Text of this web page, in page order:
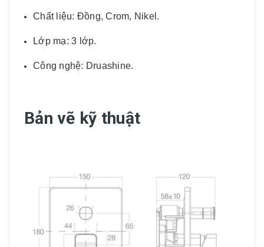
Chất liệu: Đồng, Crom, Nikel.
Lớp mạ: 3 lớp.
Công nghệ: Druashine.
Bản vẽ kỹ thuật